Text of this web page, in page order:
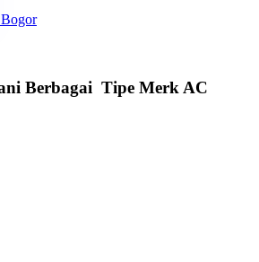
Berbagai Tipe Merk AC